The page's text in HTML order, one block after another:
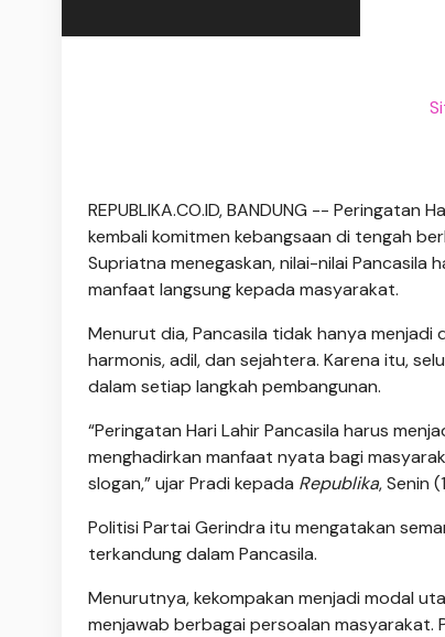
REPUBLIKA.CO.ID, BANDUNG -- Peringatan
kembali komitmen kebangsaan di tengah
Supriatna menegaskan, nilai-nilai Pancasila
manfaat langsung kepada masyarakat.
Menurut dia, Pancasila tidak hanya
harmonis, adil, dan sejahtera. Karena itu,
dalam setiap langkah pembangunan.
“Peringatan Hari Lahir Pancasila harus
menghadirkan manfaat nyata bagi
slogan,” ujar Pradi kepada Republika, Senin
Politisi Partai Gerindra itu mengatakan
terkandung dalam Pancasila.
Menurutnya, kekompakan menjadi modal
menjawab berbagai persoalan masyarakat.